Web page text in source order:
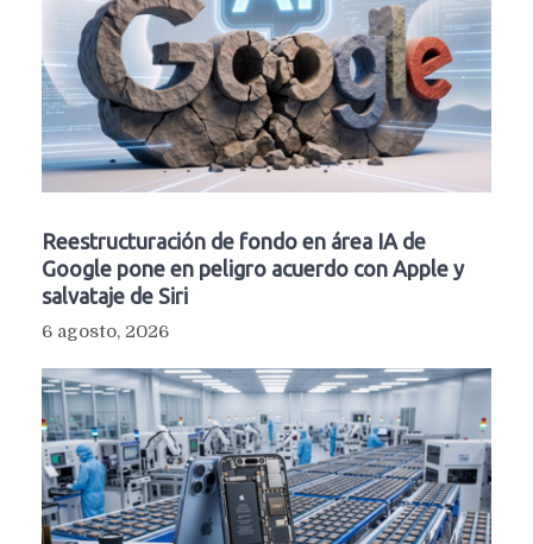
Reestructuración de fondo en área IA de
Google pone en peligro acuerdo con Apple y
salvataje de Siri
6 agosto, 2026